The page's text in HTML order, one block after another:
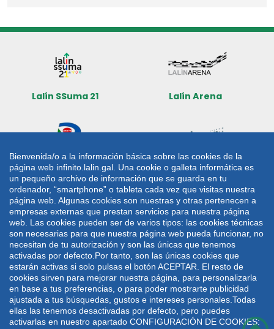
Bienvenida/o a la información básica sobre las cookies de la
página web infinito.lalin.gal. Una cookie o galleta informática es
un pequeño archivo de información que se guarda en tu
ordenador, “smartphone” o tableta cada vez que visitas nuestra
página web. Algunas cookies son nuestras y otras pertenecen a
empresas externas que prestan servicios para nuestra página
web. Las cookies pueden ser de varios tipos: las cookies técnicas
son necesarias para que nuestra página web pueda funcionar, no
necesitan de tu autorización y son las únicas que tenemos
activadas por defecto.Por tanto, son las únicas cookies que
estarán activas si solo pulsas el botón ACEPTAR. El resto de
cookies sirven para mejorar nuestra página, para personalizarla
en base a tus preferencias, o para poder mostrarte publicidad
ajustada a tus búsquedas, gustos e intereses personales.Todas
ellas las tenemos desactivadas por defecto, pero puedes
activarlas en nuestro apartado CONFIGURACIÓN DE COOKIES:
Lalín SSuma 21 Lalín Arena
Radio Lalín Sede electrónica
CONTACTO
Plaza de Galicia 1
36500 Lalín
986 787 060
986 782 042
lalin@lalin.gal
Mapa web Aviso legal
Política de privacidade
Política de cookies
Deseño e desenvolvemento: UTE VODAFONE -